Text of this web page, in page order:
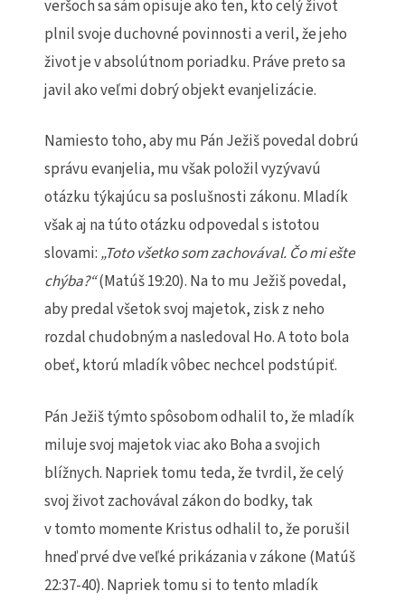
veršoch sa sám opisuje ako ten, kto celý život
plnil svoje duchovné povinnosti a veril, že jeho
život je v absolútnom poriadku. Práve preto sa
javil ako veľmi dobrý objekt evanjelizácie.
Namiesto toho, aby mu Pán Ježiš povedal dobrú
správu evanjelia, mu však položil vyzývavú
otázku týkajúcu sa poslušnosti zákonu. Mladík
však aj na túto otázku odpovedal s istotou
slovami: „Toto všetko som zachovával. Čo mi ešte
chýba?“(Matúš 19:20). Na to mu Ježiš povedal,
aby predal všetok svoj majetok, zisk z neho
rozdal chudobným a nasledoval Ho. A toto bola
obeť, ktorú mladík vôbec nechcel podstúpiť.
Pán Ježiš týmto spôsobom odhalil to, že mladík
miluje svoj majetok viac ako Boha a svojich
blížnych. Napriek tomu teda, že tvrdil, že celý
svoj život zachovával zákon do bodky, tak
v tomto momente Kristus odhalil to, že porušil
hneď prvé dve veľké prikázania v zákone (Matúš
22:37-40). Napriek tomu si to tento mladík